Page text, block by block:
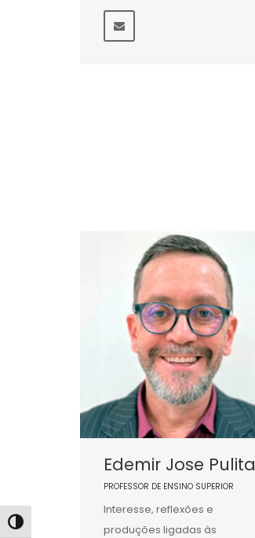
Alternar alto contraste
Edemir Jose Pulita
PROFESSOR DE ENSINO SUPERIOR
Interesse, reflexões e
produções ligadas às